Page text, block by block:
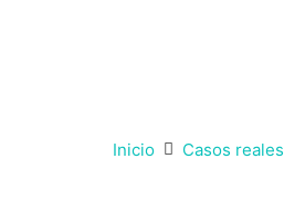
Inicio Casos reales